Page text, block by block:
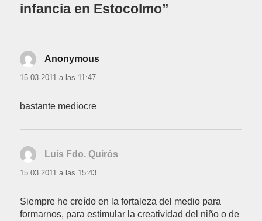
infancia en Estocolmo”
Anonymous
15.03.2011 a las 11:47
bastante mediocre
Luis Fdo. Quirós
15.03.2011 a las 15:43
Siempre he creído en la fortaleza del medio para
formarnos, para estimular la creatividad del niño o de